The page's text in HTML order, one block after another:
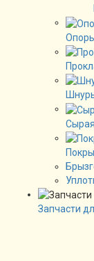
Запчасти